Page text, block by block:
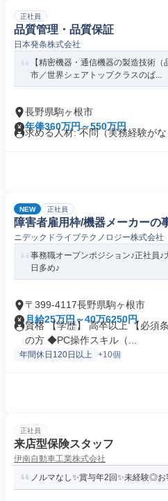
正社員
品質管理・品質保証
日本発条株式会社
【精密機器・通信機器の製造技術
市／世界シェアトップクラスのば...
長野県駒ヶ根市
年俸360万円～550万円
求める人材: 不問（実務経験が
NEW 正社員
障害者雇用枠/機器メーカーの
ニデックドライブテクノロジー株式会社
事務職オープンポジション♪正社員♪
日多め♪
〒399-4117長野県駒ヶ根市
月給25万円～40万6250円
資格 【学歴】 高卒以上 【必須
の方 ◆PC操作スキル（...
年間休日120日以上 +10個
正社員
来店型保険スタッフ
伊南自動車工業株式会社
ノルマなし✨賞与年2回✨未経験◎